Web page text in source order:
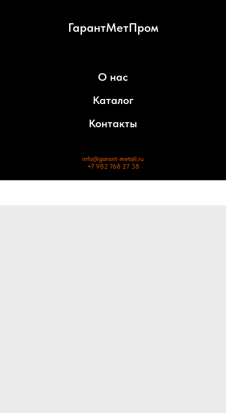
ГарантМетПром
О нас
Каталог
Контакты
info@garant-metall.ru
+7 982 768 27 38